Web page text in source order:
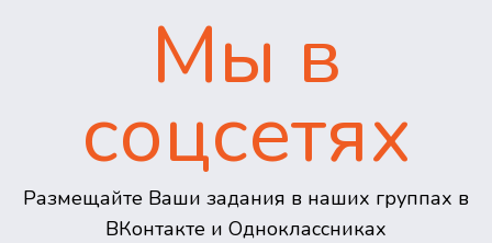
Мы в
соцсетях
Размещайте Ваши задания в наших группах в
ВКонтакте и Одноклассниках